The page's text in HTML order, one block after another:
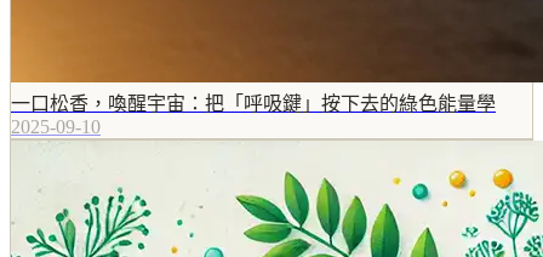
一口松香，喚醒宇宙：把「呼吸鍵」按下去的綠色能量學
2025-09-10